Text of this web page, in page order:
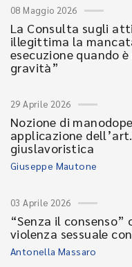
08 Maggio 2026
La Consulta sugli
illegittima la
esecuzione quando
gravità”
29 Aprile 2026
Nozione di
applicazione
giuslavoristica
Giuseppe Mautone
03 Aprile 2026
“Senza il
violenza sessuale
Antonella Massaro